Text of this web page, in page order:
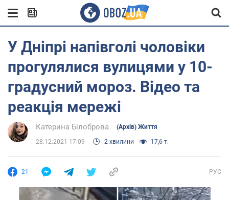
У Дніпрі напівголі чоловіки
прогулялися вулицями у 10-
градусний мороз. Відео та
реакція мережі
Катерина Білоброва (Архів) Життя
28.12.2021 17:09 2 хвилини 17,6 т.
21 РУС